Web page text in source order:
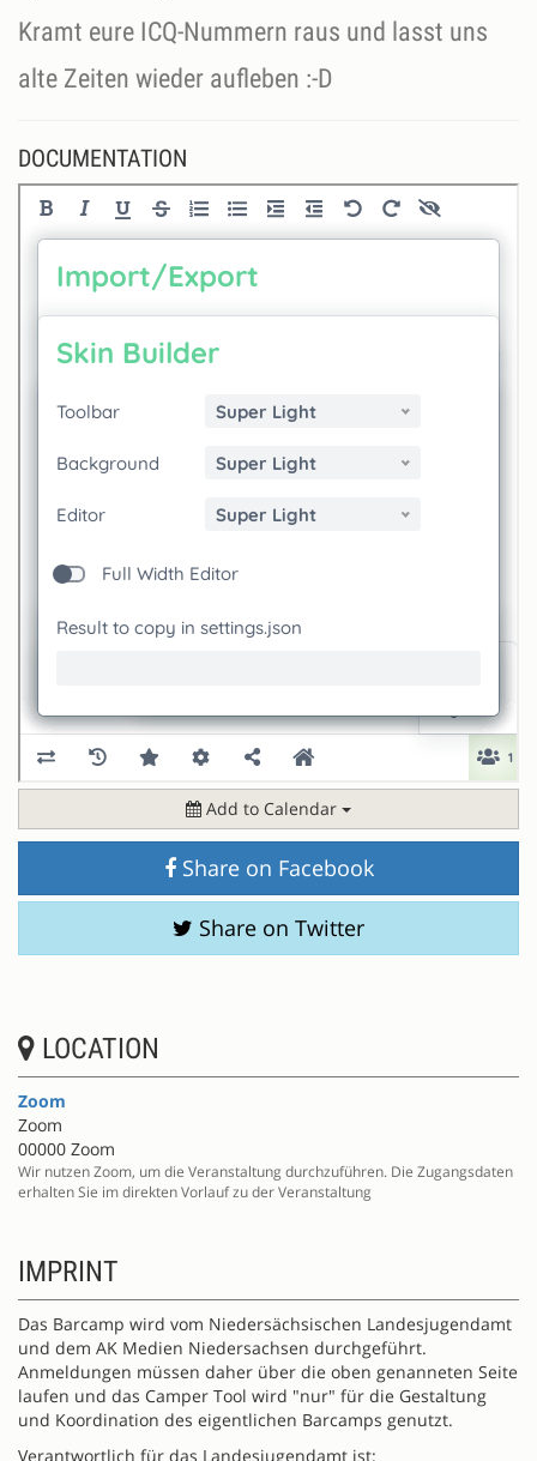
Kramt eure ICQ-Nummern raus und lasst uns
alte Zeiten wieder aufleben :-D
DOCUMENTATION
Add to Calendar
Share on Facebook
Share on Twitter
LOCATION
Zoom
Zoom
00000 Zoom
Wir nutzen Zoom, um die Veranstaltung durchzuführen. Die Zugangsdaten
erhalten Sie im direkten Vorlauf zu der Veranstaltung
IMPRINT
Das Barcamp wird vom Niedersächsischen Landesjugendamt
und dem AK Medien Niedersachsen durchgeführt.
Anmeldungen müssen daher über die oben genanneten Seite
laufen und das Camper Tool wird "nur" für die Gestaltung
und Koordination des eigentlichen Barcamps genutzt.
Verantwortlich für das Landesjugendamt ist: